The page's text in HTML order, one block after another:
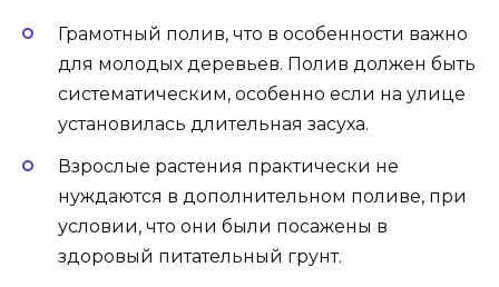
Грамотный полив, что в особенности важно
для молодых деревьев. Полив должен быть
систематическим, особенно если на улице
установилась длительная засуха.
Взрослые растения практически не
нуждаются в дополнительном поливе, при
условии, что они были посажены в
здоровый питательный грунт.